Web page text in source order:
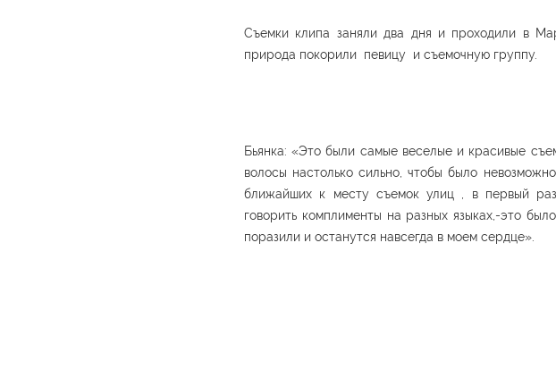
Съемки клипа заняли два дня и проходили в
природа покорили певицу и съемочную группу.
Бьянка: «Это были самые веселые и красивые
волосы настолько сильно, чтобы было
ближайших к месту съемок улиц , в первый раз
говорить комплименты на разных языках,-это
поразили и останутся навсегда в моем сердце».